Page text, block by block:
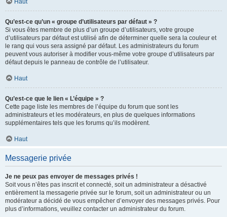
Haut
Qu’est-ce qu’un « groupe d’utilisateurs par défaut » ?
Si vous êtes membre de plus d’un groupe d’utilisateurs, votre groupe
d’utilisateurs par défaut est utilisé afin de déterminer quelle sera la couleur et
le rang qui vous sera assigné par défaut. Les administrateurs du forum
peuvent vous autoriser à modifier vous-même votre groupe d’utilisateurs par
défaut depuis le panneau de contrôle de l’utilisateur.
Haut
Qu’est-ce que le lien « L’équipe » ?
Cette page liste les membres de l’équipe du forum que sont les
administrateurs et les modérateurs, en plus de quelques informations
supplémentaires tels que les forums qu’ils modèrent.
Haut
Messagerie privée
Je ne peux pas envoyer de messages privés !
Soit vous n’êtes pas inscrit et connecté, soit un administrateur a désactivé
entièrement la messagerie privée sur le forum, soit un administrateur ou un
modérateur a décidé de vous empêcher d’envoyer des messages privés. Pour
plus d’informations, veuillez contacter un administrateur du forum.